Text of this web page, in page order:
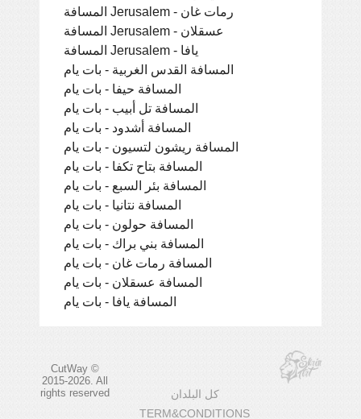
المسافة Jerusalem - رمات غان
المسافة Jerusalem - عسقلان
المسافة Jerusalem - يافا
المسافة القدس الغربية - بات يام
المسافة حيفا - بات يام
المسافة تل أبيب - بات يام
المسافة أشدود - بات يام
المسافة ريشون لتسيون - بات يام
المسافة بتاح تكفا - بات يام
المسافة بئر السبع - بات يام
المسافة نتانيا - بات يام
المسافة حولون - بات يام
المسافة بني براك - بات يام
المسافة رمات غان - بات يام
المسافة عسقلان - بات يام
المسافة يافا - بات يام
CutWay ©
2015-2026. All
rights reserved
كل البلدان
TERM&CONDITIONS